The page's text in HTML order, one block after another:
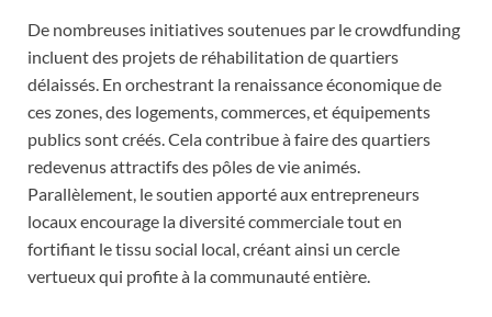
De nombreuses initiatives soutenues par le crowdfunding
incluent des projets de réhabilitation de quartiers
délaissés. En orchestrant la renaissance économique de
ces zones, des logements, commerces, et équipements
publics sont créés. Cela contribue à faire des quartiers
redevenus attractifs des pôles de vie animés.
Parallèlement, le soutien apporté aux entrepreneurs
locaux encourage la diversité commerciale tout en
fortifiant le tissu social local, créant ainsi un cercle
vertueux qui profite à la communauté entière.